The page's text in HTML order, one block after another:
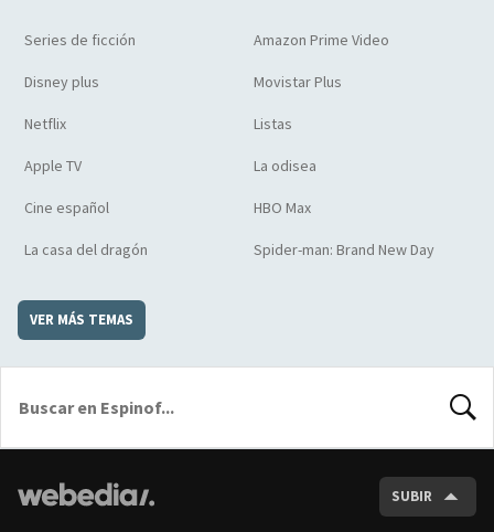
Series de ficción Amazon Prime Video
Disney plus Movistar Plus
Netflix Listas
Apple TV La odisea
Cine español HBO Max
La casa del dragón Spider-man: Brand New Day
VER MÁS TEMAS
SUBIR